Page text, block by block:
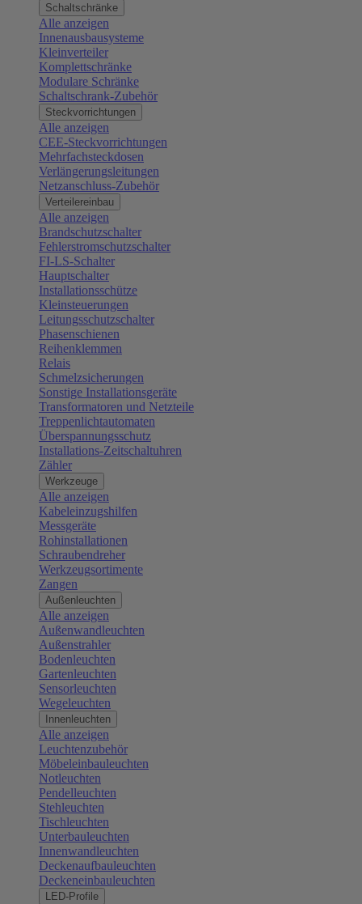
Schaltschränke
Alle anzeigen
Innenausbausysteme
Kleinverteiler
Komplettschränke
Modulare Schränke
Schaltschrank-Zubehör
Steckvorrichtungen
Alle anzeigen
CEE-Steckvorrichtungen
Mehrfachsteckdosen
Verlängerungsleitungen
Netzanschluss-Zubehör
Verteilereinbau
Alle anzeigen
Brandschutzschalter
Fehlerstromschutzschalter
FI-LS-Schalter
Hauptschalter
Installationsschütze
Kleinsteuerungen
Leitungsschutzschalter
Phasenschienen
Reihenklemmen
Relais
Schmelzsicherungen
Sonstige Installationsgeräte
Transformatoren und Netzteile
Treppenlichtautomaten
Überspannungsschutz
Installations-Zeitschaltuhren
Zähler
Werkzeuge
Alle anzeigen
Kabeleinzugshilfen
Messgeräte
Rohinstallationen
Schraubendreher
Werkzeugsortimente
Zangen
Außenleuchten
Alle anzeigen
Außenwandleuchten
Außenstrahler
Bodenleuchten
Gartenleuchten
Sensorleuchten
Wegeleuchten
Innenleuchten
Alle anzeigen
Leuchtenzubehör
Möbeleinbauleuchten
Notleuchten
Pendelleuchten
Stehleuchten
Tischleuchten
Unterbauleuchten
Innenwandleuchten
Deckenaufbauleuchten
Deckeneinbauleuchten
LED-Profile